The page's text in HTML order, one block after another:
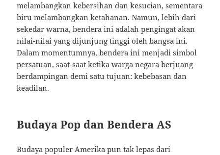
melambangkan kebersihan dan kesucian, sementara
biru melambangkan ketahanan. Namun, lebih dari
sekedar warna, bendera ini adalah pengingat akan
nilai-nilai yang dijunjung tinggi oleh bangsa ini.
Dalam momentumnya, bendera ini menjadi simbol
persatuan, saat-saat ketika warga negara berjuang
berdampingan demi satu tujuan: kebebasan dan
keadilan.
Budaya Pop dan Bendera AS
Budaya populer Amerika pun tak lepas dari